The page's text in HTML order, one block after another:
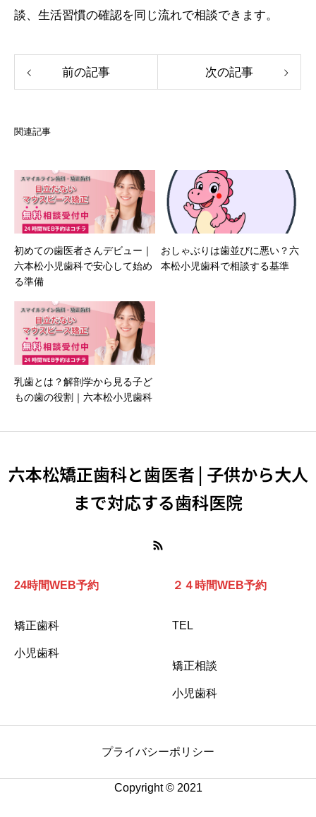
談、生活習慣の確認を同じ流れで相談できます。
前の記事 次の記事
関連記事
初めての歯医者さんデビュー｜
六本松小児歯科で安心して始め
る準備
おしゃぶりは歯並びに悪い？六
本松小児歯科で相談する基準
乳歯とは？解剖学から見る子ど
もの歯の役割｜六本松小児歯科
六本松矯正歯科と歯医者 | 子供から大人
まで対応する歯科医院
24時間WEB予約
矯正歯科
小児歯科
２４時間WEB予約
TEL
矯正相談
小児歯科
プライバシーポリシー
Copyright © 2021